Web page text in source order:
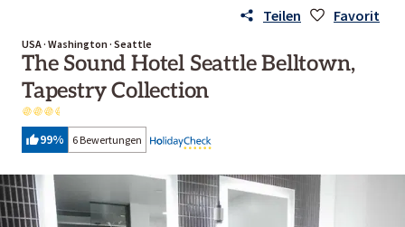
Teilen Favorit
USA · Washington · Seattle
The Sound Hotel Seattle Belltown,
Tapestry Collection
99% 6 Bewertungen